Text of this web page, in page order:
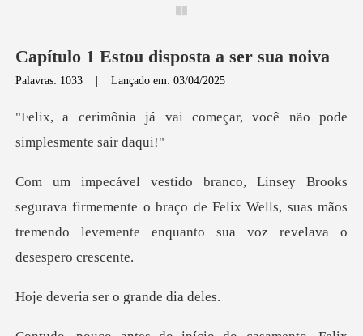
Capítulo 1 Estou disposta a ser sua noiva
Palavras: 1033 |Lançado em: 03/04/2025
i começar, você não pode
firmemente o braço de Felix Wells, suas mãos
tremendo le
ser o grand